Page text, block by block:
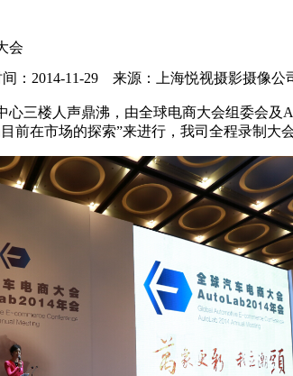
会
间：2014-11-29 来源：上海悦视摄影摄像
心三楼人声鼎沸，由全球电商大会组委会
前在市场的探索”来进行，我司全程录制大